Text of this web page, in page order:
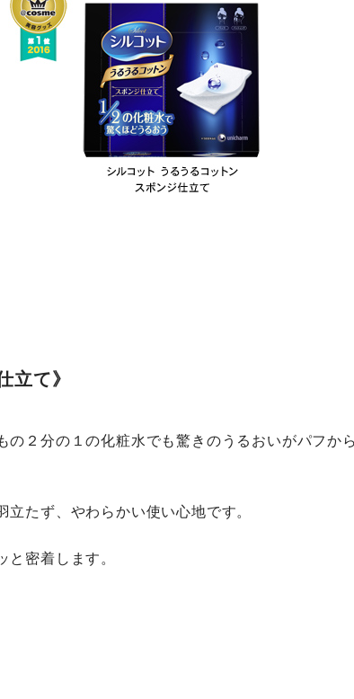
立て》
２分の１の化粧水でも驚きのうるおいがパフか
たず、やわらかい使い心地です。
密着します。